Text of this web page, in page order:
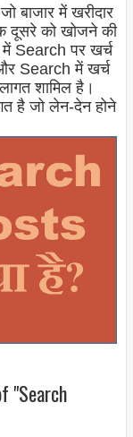
बाजार में खरीदार
दूसरे को खोजने की
Search पर खर्च
Search में खर्च
शामिल है।
है जो लेन-देन होने
"Search